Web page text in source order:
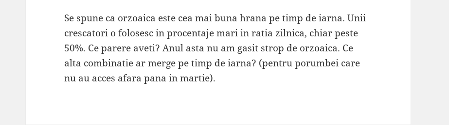
Se spune ca orzoaica este cea mai buna hrana pe timp de iarna. Unii
crescatori o folosesc in procentaje mari in ratia zilnica, chiar peste
50%. Ce parere aveti? Anul asta nu am gasit strop de orzoaica. Ce
alta combinatie ar merge pe timp de iarna? (pentru porumbei care
nu au acces afara pana in martie).